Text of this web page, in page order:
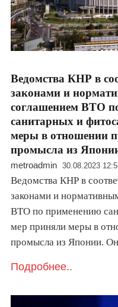
Ведомства КНР в
законами и
соглашением ВТО
санитарных и
меры в отношении
промысла из
metroadmin 30.08.2023
Ведомства КНР в
законами и
ВТО по применению
мер приняли меры в
промысла из Японии.
Подробнее..